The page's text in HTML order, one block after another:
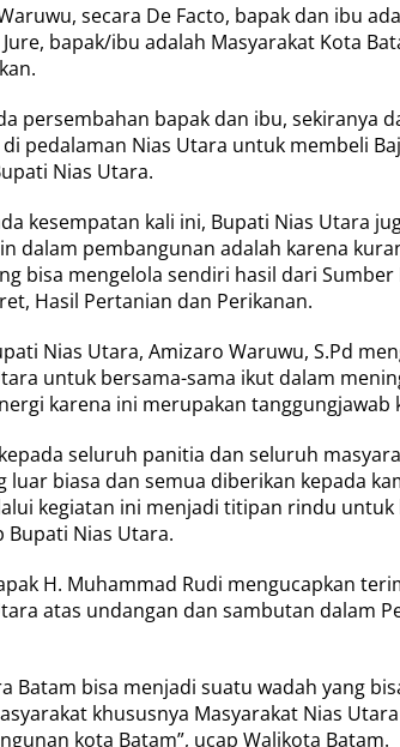
secara De Facto, bapak dan ibu
bapak/ibu adalah Masyarakat Kota
persembahan bapak dan ibu, sekiranya
di pedalaman Nias Utara untuk membeli
Nias Utara.
kesempatan kali ini, Bupati Nias Utara
dalam pembangunan adalah karena
bisa mengelola sendiri hasil dari Sumber
Hasil Pertanian dan Perikanan.
Nias Utara, Amizaro Waruwu, S.Pd
untuk bersama-sama ikut dalam
karena ini merupakan tanggungjawab
seluruh panitia dan seluruh
luar biasa dan semua diberikan kepada
kegiatan ini menjadi titipan rindu
Bupati Nias Utara.
H. Muhammad Rudi mengucapkan
atas undangan dan sambutan dalam
Batam bisa menjadi suatu wadah yang
khususnya Masyarakat Nias
kota Batam”, ucap Walikota Batam.